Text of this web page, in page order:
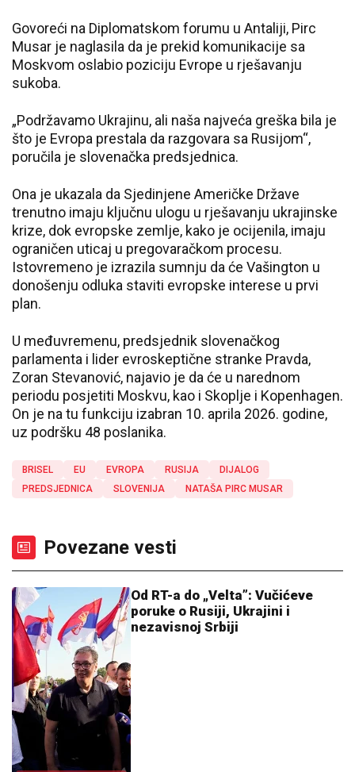
Govoreći na Diplomatskom forumu u Antaliji, Pirc
Musar je naglasila da je prekid komunikacije sa
Moskvom oslabio poziciju Evrope u rješavanju
sukoba.
„Podržavamo Ukrajinu, ali naša najveća greška bila je
što je Evropa prestala da razgovara sa Rusijom“,
poručila je slovenačka predsjednica.
Ona je ukazala da Sjedinjene Američke Države
trenutno imaju ključnu ulogu u rješavanju ukrajinske
krize, dok evropske zemlje, kako je ocijenila, imaju
ograničen uticaj u pregovaračkom procesu.
Istovremeno je izrazila sumnju da će Vašington u
donošenju odluka staviti evropske interese u prvi
plan.
U međuvremenu, predsjednik slovenačkog
parlamenta i lider evroskeptične stranke Pravda,
Zoran Stevanović, najavio je da će u narednom
periodu posjetiti Moskvu, kao i Skoplje i Kopenhagen.
On je na tu funkciju izabran 10. aprila 2026. godine,
uz podršku 48 poslanika.
BRISEL EU EVROPA RUSIJA
DIJALOG
PREDSJEDNICA
SLOVENIJA NATAŠA PIRC MUSAR
Povezane vesti
Od RT-a do „Velta”: Vučićeve
poruke o Rusiji, Ukrajini i
nezavisnoj Srbiji